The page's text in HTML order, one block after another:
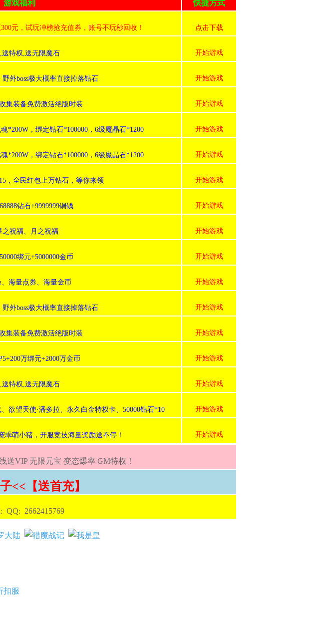
游戏福利 快捷方式
元，试玩冲榜抢充值券，账号不玩秒回收！ 点击下载
特权,送无限魔石 开始游戏
外boss极大概率直接掉落钻石 开始游戏
集装备免费激活绝版时装 开始游戏
*200W，绑定钻石*100000，6级魔晶石*1200 开始游戏
*200W，绑定钻石*100000，6级魔晶石*1200 开始游戏
，全民红包上万钻石，等你来领 开始游戏
钻石+9999999铜钱 开始游戏
之祝福、月之祝福 开始游戏
绑元+5000000金币 开始游戏
海量点券、海量金币 开始游戏
外boss极大概率直接掉落钻石 开始游戏
集装备免费激活绝版时装 开始游戏
万绑元+2000万金币 开始游戏
特权,送无限魔石 开始游戏
欲望天使·潘多拉、永久白金特权卡、50000钻石*10 开始游戏
乖萌小猪，开服竞技海量奖励送不停！ 开始游戏
送VIP 无限元宝 变态爆率 GM特权！
<<【送首充】
QQ: 2662415769
扣服